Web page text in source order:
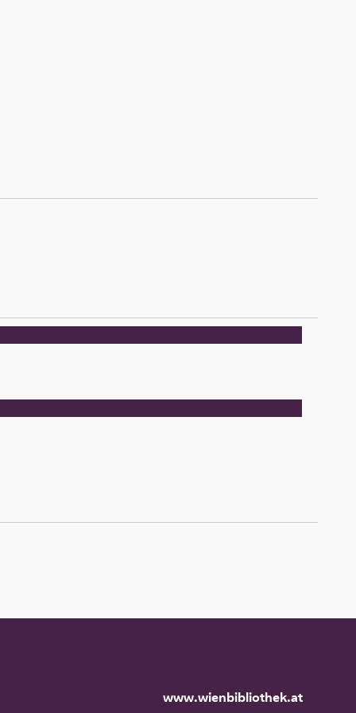
www.wienbibliothek.at